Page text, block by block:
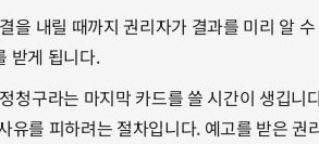
을 내릴 때까지 권리자가 결과를 미리 알
받게 됩니다.
청구라는 마지막 카드를 쓸 시간이 생깁
유를 피하려는 절차입니다. 예고를 받은